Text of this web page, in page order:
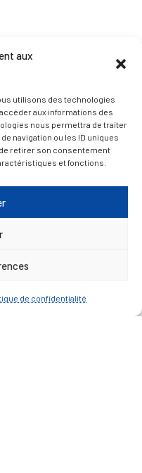
aux
utilisons des technologies
aux informations des
nous permettra de traiter
navigation ou les ID uniques
retirer son consentement
et fonctions.
de confidentialité